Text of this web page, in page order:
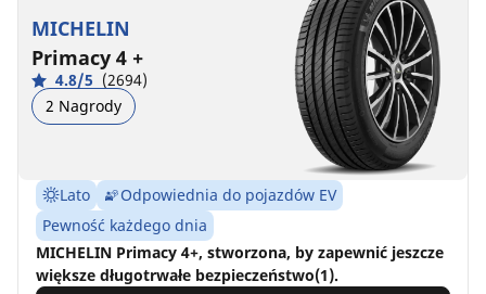
MICHELIN
Primacy 4 +
4.8/5 (2694)
2 Nagrody
Lato
Odpowiednia do pojazdów EV
Pewność każdego dnia
MICHELIN Primacy 4+, stworzona, by zapewnić jeszcze
większe długotrwałe bezpieczeństwo(1).